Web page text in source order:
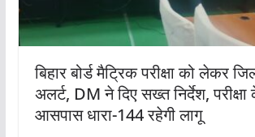
बिहार बोर्ड मैट्रिक परीक्षा को लेकर
अलर्ट, DM ने दिए सख्त निर्देश,
आसपास धारा-144 रहेगी लागू